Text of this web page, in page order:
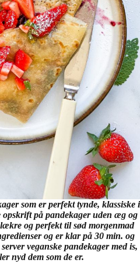
som er perfekt tynde, klassiske i
opskrift på pandekager uden æg og
og perfekt til sød morgenmad
og er klar på 30 min. og
veganske pandekager med is,
nyd dem som de er.